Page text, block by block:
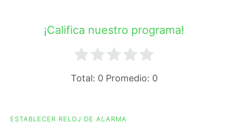
¡Califica nuestro programa!
Total: 0Promedio: 0
ESTABLECER RELOJ DE ALARMA